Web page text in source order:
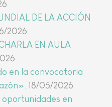
DE LA ACCIÓN
2026
EN AULA
en la convocatoria
18/05/2026
oportunidades en